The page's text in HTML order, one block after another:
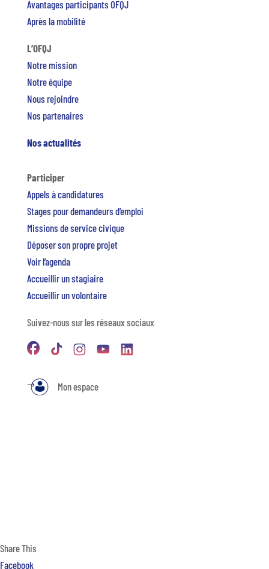
Avantages participants OFQJ
Après la mobilité
L’OFQJ
Notre mission
Notre équipe
Nous rejoindre
Nos partenaires
Nos actualités
Participer
Appels à candidatures
Stages pour demandeurs d’emploi
Missions de service civique
Déposer son propre projet
Voir l’agenda
Accueillir un stagiaire
Accueillir un volontaire
Suivez-nous sur les réseaux sociaux
Mon espace
Share This
Facebook